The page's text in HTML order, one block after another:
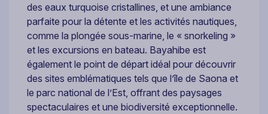
des eaux turquoise cristallines, et une ambiance
parfaite pour la détente et les activités nautiques,
comme la plongée sous-marine, le « snorkeling »
et les excursions en bateau. Bayahibe est
également le point de départ idéal pour découvrir
des sites emblématiques tels que l’île de Saona et
le parc national de l’Est, offrant des paysages
spectaculaires et une biodiversité exceptionnelle.